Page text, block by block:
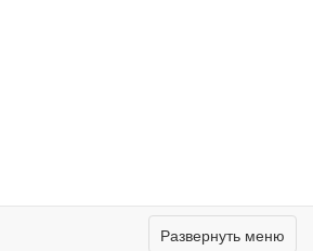
Развернуть меню